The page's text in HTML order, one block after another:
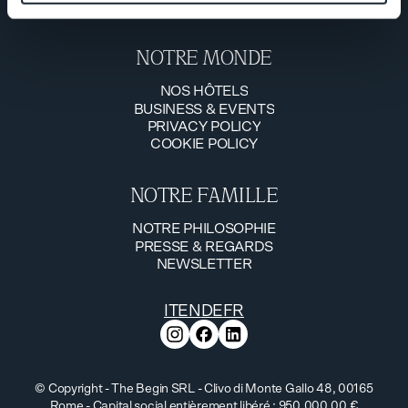
info@thebegin.it
NOTRE MONDE
NOS HÔTELS
NOS HÔTELS
BUSINESS & EVENTS
BUSINESS & EVENTS
PRIVACY POLICY
PRIVACY POLICY
COOKIE POLICY
NOTRE FAMILLE
NOTRE PHILOSOPHIE
NOTRE PHILOSOPHIE
PRESSE & REGARDS
PRESSE & REGARDS
NEWSLETTER
ITEN DE FR
© Copyright - The Begin SRL - Clivo di Monte Gallo 48, 00165